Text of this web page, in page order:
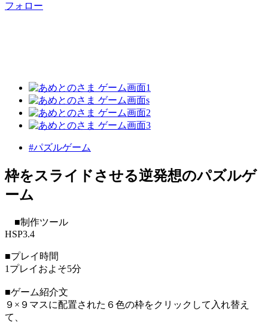
フォロー
#パズルゲーム
枠をスライドさせる逆発想のパズルゲ
ーム
■制作ツール
HSP3.4
■プレイ時間
1プレイおよそ5分
■ゲーム紹介文
９×９マスに配置された６色の枠をクリックして入れ替え
て、